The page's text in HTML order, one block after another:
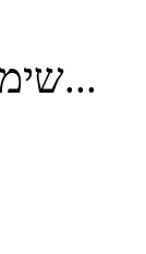
שימו לב, יש ללחוץ על...